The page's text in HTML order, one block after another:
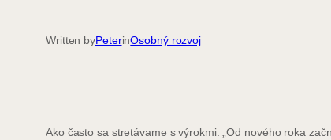
Written byPeterinOsobný rozvoj
Ako často sa stretávame s výrokmi: „Od nového roka